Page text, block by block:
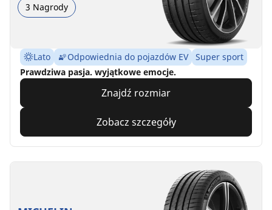
3 Nagrody
Lato Odpowiednia do pojazdów EV
Super sport
Prawdziwa pasja. wyjątkowe emocje.
Znajdź rozmiar
Zobacz szczegóły